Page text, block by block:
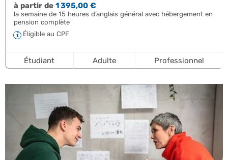
à partir de1 395,00 €
la semaine de 15 heures d’anglais général avec hébergement en
pension complète
Éligible au CPF
Étudiant Adulte Professionnel